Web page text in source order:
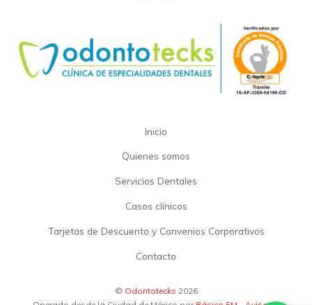
Inicio
Quienes somos
Servicios Dentales
Casos clínicos
Tarjetas de Descuento y Convenios Corporativos
Contacto
© Odontotecks 2026